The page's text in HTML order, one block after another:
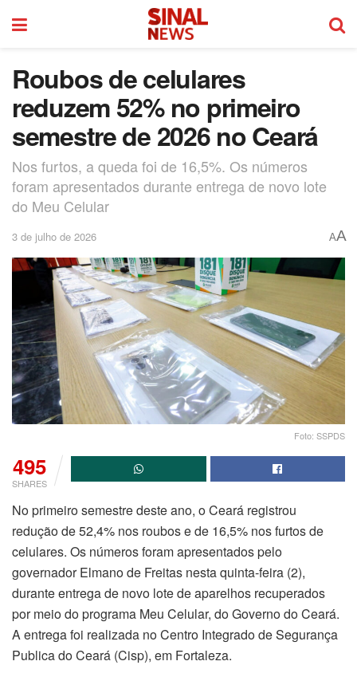
Roubos de celulares
reduzem 52% no primeiro
semestre de 2026 no Ceará
Nos furtos, a queda foi de 16,5%. Os números
foram apresentados durante entrega de novo lote
do Meu Celular
3 de julho de 2026 AA
Foto: SSPDS
495
SHARES
No primeiro semestre deste ano, o Ceará registrou
redução de 52,4% nos roubos e de 16,5% nos furtos de
celulares. Os números foram apresentados pelo
governador Elmano de Freitas nesta quinta-feira (2),
durante entrega de novo lote de aparelhos recuperados
por meio do programa Meu Celular, do Governo do Ceará.
A entrega foi realizada no Centro Integrado de Segurança
Publica do Ceará (Cisp), em Fortaleza.